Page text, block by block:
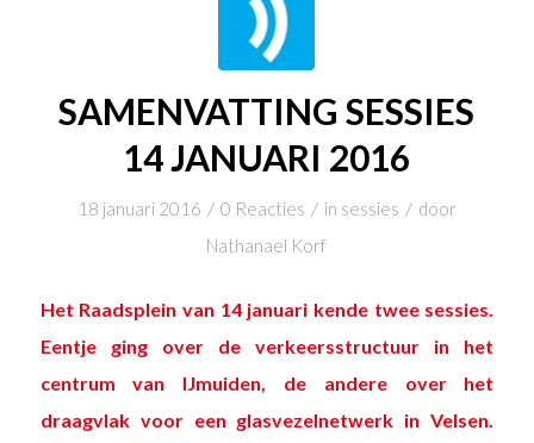
SAMENVATTING SESSIES
14 JANUARI 2016
18 januari 2016 / 0 Reacties / in sessies / door
Nathanael Korf
Het Raadsplein van 14 januari kende twee sessies.
Eentje ging over de verkeersstructuur in het
centrum van IJmuiden, de andere over het
draagvlak voor een glasvezelnetwerk in Velsen.